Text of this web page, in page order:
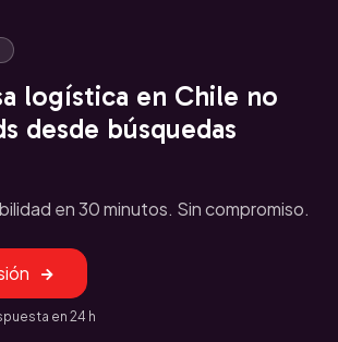
logística en Chile no
desde búsquedas
en 30 minutos. Sin compromiso.
en 24 h